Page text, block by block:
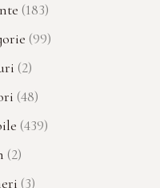
(183)
(99)
(2)
(48)
(439)
(2)
(3)